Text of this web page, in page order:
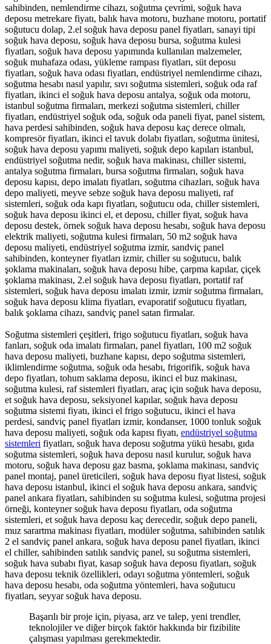
sahibinden, nemlendirme cihazı, soğutma çevrimi, soğuk hava
deposu metrekare fiyatı, balık hava motoru, buzhane motoru, portatif
soğutucu dolap, 2.el soğuk hava deposu panel fiyatları, sanayi tipi
soğuk hava deposu, soğuk hava deposu bursa, soğutma kulesi
fiyatları, soğuk hava deposu yapımında kullanılan malzemeler,
soğuk muhafaza odası, yükleme rampası fiyatları, süt deposu
fiyatları, soğuk hava odası fiyatları, endüstriyel nemlendirme cihazı,
soğutma hesabı nasıl yapılır, sıvı soğutma sistemleri, soğuk oda raf
fiyatları, ikinci el soğuk hava deposu antalya, soğuk oda motoru,
istanbul soğutma firmaları, merkezi soğutma sistemleri, chiller
fiyatları, endüstriyel soğuk oda, soğuk oda paneli fiyat, panel sistem,
hava perdesi sahibinden, soğuk hava deposu kaç derece olmalı,
kompresör fiyatları, ikinci el tavuk dolabı fiyatları, soğutma ünitesi,
soğuk hava deposu yapımı maliyeti, soğuk depo kapıları istanbul,
endüstriyel soğutma nedir, soğuk hava makinası, chiller sistemi,
antalya soğutma firmaları, bursa soğutma firmaları, soğuk hava
deposu kapısı, depo imalatı fiyatları, soğutma cihazları, soğuk hava
depo maliyeti, meyve sebze soğuk hava deposu maliyeti, raf
sistemleri, soğuk oda kapı fiyatları, soğutucu oda, chiller sistemleri,
soğuk hava deposu ikinci el, et deposu, chiller fiyat, soğuk hava
deposu destek, örnek soğuk hava deposu hesabı, soğuk hava deposu
elektrik maliyeti, soğutma kulesi firmaları, 50 m2 soğuk hava
deposu maliyeti, endüstriyel soğutma izmir, sandviç panel
sahibinden, konteyner fiyatları izmir, chiller su soğutucu, balık
şoklama makinaları, soğuk hava deposu hibe, çarpma kapılar, çiçek
şoklama makinası, 2.el soğuk hava deposu fiyatları, portatif raf
sistemleri, soğuk hava deposu imalatı izmir, izmir soğutma firmaları,
soğuk hava deposu klima fiyatları, evaporatif soğutucu fiyatları,
balık şoklama cihazı, sandviç panel satan firmalar.
Soğutma sistemleri çeşitleri, frigo soğutucu fiyatları, soğuk hava
fanları, soğuk oda imalatı firmaları, panel fiyatları, 100 m2 soğuk
hava deposu maliyeti, buzhane kapısı, depo soğutma sistemleri,
iklimlendirme soğutma, soğuk oda hesabı, frigorifik, soğuk hava
depo fiyatları, tohum saklama deposu, ikinci el buz makinası,
soğutma kulesi, raf sistemleri fiyatları, araç için soğuk hava deposu,
et soğuk hava deposu, seksiyonel kapılar, soğuk hava deposu
soğutma sistemi fiyatı, ikinci el frigo soğutucu, ikinci el hava
perdesi, sandviç panel fiyatları izmir, kondanser, 1000 tonluk soğuk
hava deposu maliyeti, soğuk oda kapısı fiyatı, endüstriyel soğutma
sistemleri fiyatları, soğuk hava deposu soğutma yükü hesabı, gıda
soğutma sistemleri, soğuk hava deposu nasıl kurulur, soğuk hava
motoru, soğuk hava deposu gaz basma, şoklama makinası, sandviç
panel montaj, panel üreticileri, soğuk hava deposu fiyat listesi, soğuk
hava deposu istanbul, ikinci el soğuk hava deposu ankara, sandviç
panel ankara fiyatları, sahibinden su soğutma kulesi, soğutma projesi
örneği, konteyner soğuk hava deposu fiyatları, oda soğutma
sistemleri, et soğuk hava deposu kaç derecedir, soğuk depo paneli,
muz sarartma makinası fiyatları, modüler soğutma, sahibinden satılık
2 el sandviç panel ankara, soğuk hava deposu panel fiyatları, ikinci
el chiller, sahibinden satılık sandviç panel, su soğutma sistemleri,
soğuk hava subabı fiyat, kasap soğuk hava deposu fiyatları, soğuk
hava deposu teknik özellikleri, odayı soğutma yöntemleri, soğuk
hava deposu hesabı, oda soğutma yöntemleri, hava soğutucu
fiyatları, seyyar soğuk hava deposu.
Başarılı bir proje için, piyasa, arz ve talep, yeni trendler,
teknolojiler ve diğer birçok faktör hakkında bir fizibilite
çalışması yapılması gerekmektedir.